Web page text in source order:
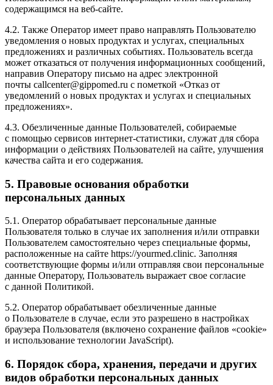
содержащимся на веб-сайте.
4.2. Также Оператор имеет право направлять Пользователю
уведомления о новых продуктах и услугах, специальных
предложениях и различных событиях. Пользователь всегда
может отказаться от получения информационных сообщений,
направив Оператору письмо на адрес электронной
почты callcenter@gippomed.ru с пометкой «Отказ от
уведомлений о новых продуктах и услугах и специальных
предложениях».
4.3. Обезличенные данные Пользователей, собираемые
с помощью сервисов интернет-статистики, служат для сбора
информации о действиях Пользователей на сайте, улучшения
качества сайта и его содержания.
5. Правовые основания обработки
персональных данных
5.1. Оператор обрабатывает персональные данные
Пользователя только в случае их заполнения и/или отправки
Пользователем самостоятельно через специальные формы,
расположенные на сайте https://yourmed.clinic. Заполняя
соответствующие формы и/или отправляя свои персональные
данные Оператору, Пользователь выражает свое согласие
с данной Политикой.
5.2. Оператор обрабатывает обезличенные данные
о Пользователе в случае, если это разрешено в настройках
браузера Пользователя (включено сохранение файлов «cookie»
и использование технологии JavaScript).
6. Порядок сбора, хранения, передачи и других
видов обработки персональных данных